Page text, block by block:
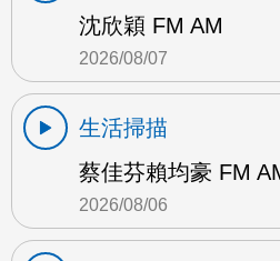
沈欣穎 FM AM
2026/08/07
生活掃描
蔡佳芬賴均豪 FM
2026/08/06